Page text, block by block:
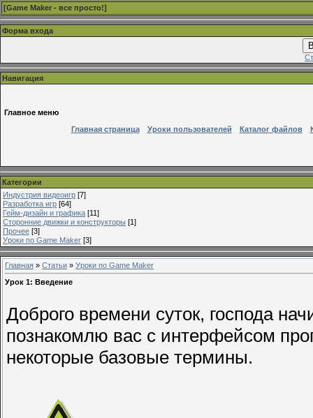
[Game Maker - все просто!]
Форма входа
Навигация
Главное меню
Главная страница
Уроки пользователей Каталог файлов
Категории
Индустрия видеоигр [7]
Разработка игр [64]
Гейм-дизайн и графика [11]
Сторонние движки и конструкторы [1]
Прочее [3]
Уроки по Game Maker [3]
Главная » Статьи » Уроки по Game Maker
Урок 1: Введение
Доброго времени суток, господа
познакомлю вас с интерфейсом
некоторые базовые термины.